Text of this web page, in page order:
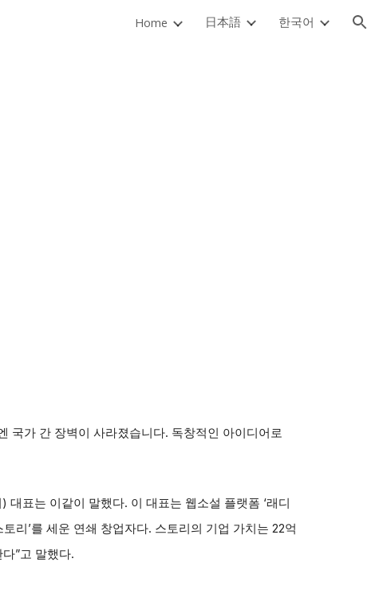
Home 日本語 한국어
국가 간 장벽이 사라졌습니다. 독창적인 아이디어로
표는 이같이 말했다. 이 대표는 웹소설 플랫폼 ‘래디
리’를 세운 연쇄 창업자다. 스토리의 기업 가치는 22억
”고 말했다.